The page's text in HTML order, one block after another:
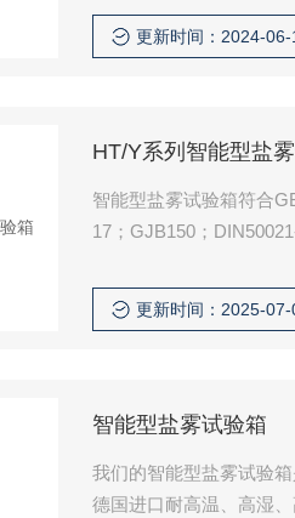
更新时间：2024-06-
HT/Y系列智能型盐
智能型盐雾试验箱符合
17；GJB150；
更新时间：2025-07-
智能型盐雾试验箱
我们的智能型盐雾试验
德国进口耐高温、高湿